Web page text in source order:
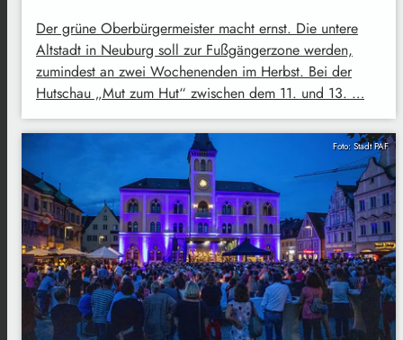
Der grüne Oberbürgermeister macht ernst. Die untere
Altstadt in Neuburg soll zur Fußgängerzone werden,
zumindest an zwei Wochenenden im Herbst. Bei der
Hutschau „Mut zum Hut“ zwischen dem 11. und 13. …
Foto: Stadt PAF